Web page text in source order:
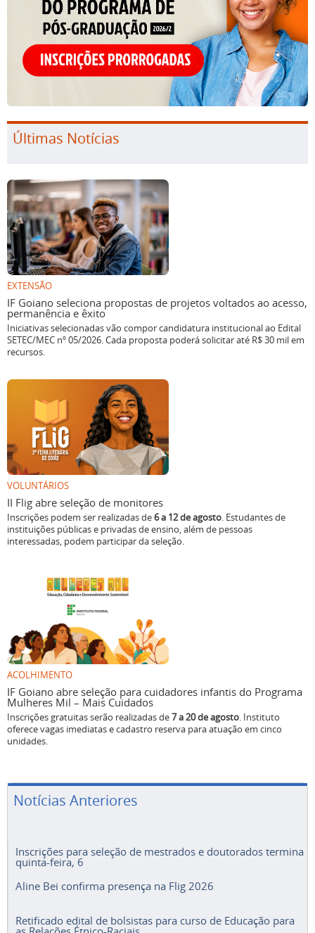
Últimas Notícias
EXTENSÃO
IF Goiano seleciona propostas de projetos voltados ao acesso,
permanência e êxito
Iniciativas selecionadas vão compor candidatura institucional ao Edital
SETEC/MEC nº 05/2026. Cada proposta poderá solicitar até R$ 30 mil em
recursos.
VOLUNTÁRIOS
II Flig abre seleção de monitores
Inscrições podem ser realizadas de6 a 12 de agosto. Estudantes de
instituições públicas e privadas de ensino, além de pessoas
interessadas, podem participar da seleção.
ACOLHIMENTO
IF Goiano abre seleção para cuidadores infantis do Programa
Mulheres Mil – Mais Cuidados
Inscrições gratuitas serão realizadas de7 a 20 de agosto. Instituto
oferece vagas imediatas e cadastro reserva para atuação em cinco
unidades.
Notícias Anteriores
Inscrições para seleção de mestrados e doutorados termina
quinta-feira, 6
Aline Bei confirma presença na Flig 2026
Retificado edital de bolsistas para curso de Educação para